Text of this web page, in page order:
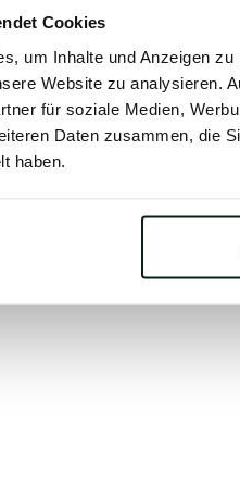
Cookies
um Inhalte und Anzeigen
Website zu analysieren.
für soziale Medien,
Daten zusammen, die
haben.
Clearing your
We